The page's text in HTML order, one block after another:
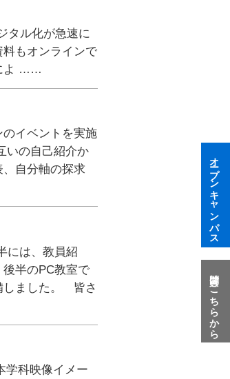
タル化が急速に
もオンラインで
よ ……
イベントを実施
いの自己紹介か
自分軸の探求
には、教員紹
半のPC教室で
しました。 皆さ
学科映像イメー
オープンキャンパス
質問はこちらから